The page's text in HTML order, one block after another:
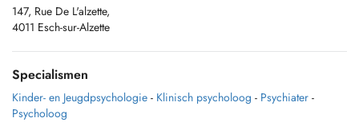
147, Rue De L'alzette,
4011 Esch-sur-Alzette
Specialismen
Kinder- en Jeugdpsychologie - Klinisch psycholoog - Psychiater -
Psycholoog